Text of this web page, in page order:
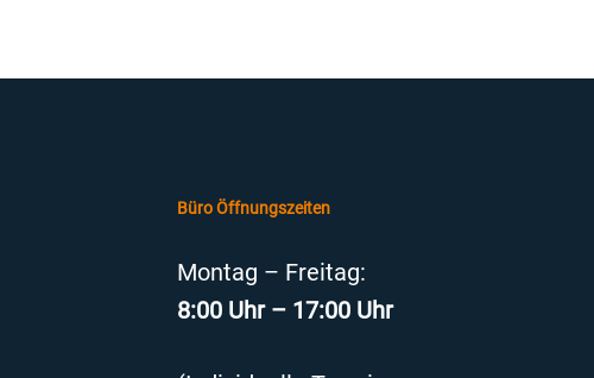
Büro Öffnungszeiten
Montag – Freitag:
8:00 Uhr – 17:00 Uhr